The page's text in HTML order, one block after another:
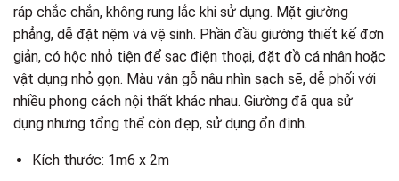
ráp chắc chắn, không rung lắc khi sử dụng. Mặt giường
phẳng, dễ đặt nệm và vệ sinh. Phần đầu giường thiết kế đơn
giản, có hộc nhỏ tiện để sạc điện thoại, đặt đồ cá nhân hoặc
vật dụng nhỏ gọn. Màu vân gỗ nâu nhìn sạch sẽ, dễ phối với
nhiều phong cách nội thất khác nhau. Giường đã qua sử
dụng nhưng tổng thể còn đẹp, sử dụng ổn định.
Kích thước: 1m6 x 2m